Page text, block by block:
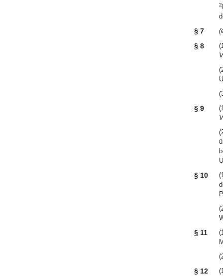
2
§ 7
§ 8
§ 9
§ 10
§ 11
§ 12